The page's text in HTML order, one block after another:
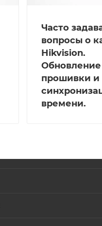
Часто
вопросы о
Hikvision.
Обновление
прошивки и
времени.